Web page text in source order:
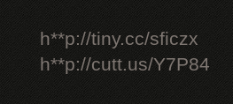
h**p://tiny.cc/sficzx
h**p://cutt.us/Y7P84